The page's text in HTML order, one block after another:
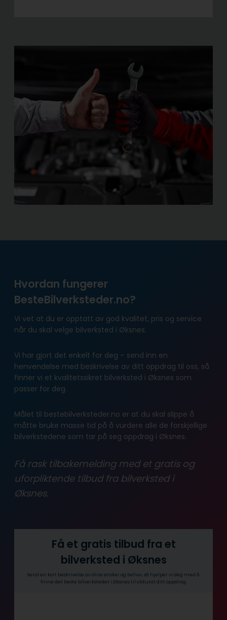
Hvordan fungerer
BesteBilverksteder.no?
Vi vet at du er opptatt av god kvalitet, pris og service
når du skal velge bilverksted i Øksnes.
Vi har gjort det enkelt for deg – send inn en
henvendelse med beskrivelse av ditt oppdrag til oss, så
finner vi et kvalitetssikret bilverksted i Øksnes som
passer for deg.
Målet til bestebilverksteder.no er at du skal slippe å
måtte bruke masse tid på å vurdere alle de forskjellige
bilverkstedene som tar på seg oppdrag i Øksnes.
Få rask tilbakemelding med et gratis og
uforpliktende tilbud fra bilverksted i
Øksnes.
Få et gratis tilbud fra et
bilverksted i Øksnes
Send en kort beskrivelse av dine ønsker og behov, så hjelper vi deg med å
finne det beste bilverkstedet i Øksnes til akkurat ditt oppdrag.